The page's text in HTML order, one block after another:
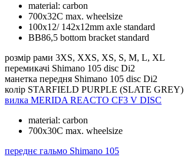
material: carbon
700x32C max. wheelsize
100x12/ 142x12mm axle standard
BB86,5 bottom bracket standard
розмір рами 3XS, XXS, XS, S, M, L, XL
перемикачі Shimano 105 disc Di2
манетка передня Shimano 105 disc Di2
колір STARFIELD PURPLE (SLATE GREY)
вилка MERIDA REACTO CF3 V DISC
material: carbon
700x30C max. wheelsize
переднє гальмо Shimano 105